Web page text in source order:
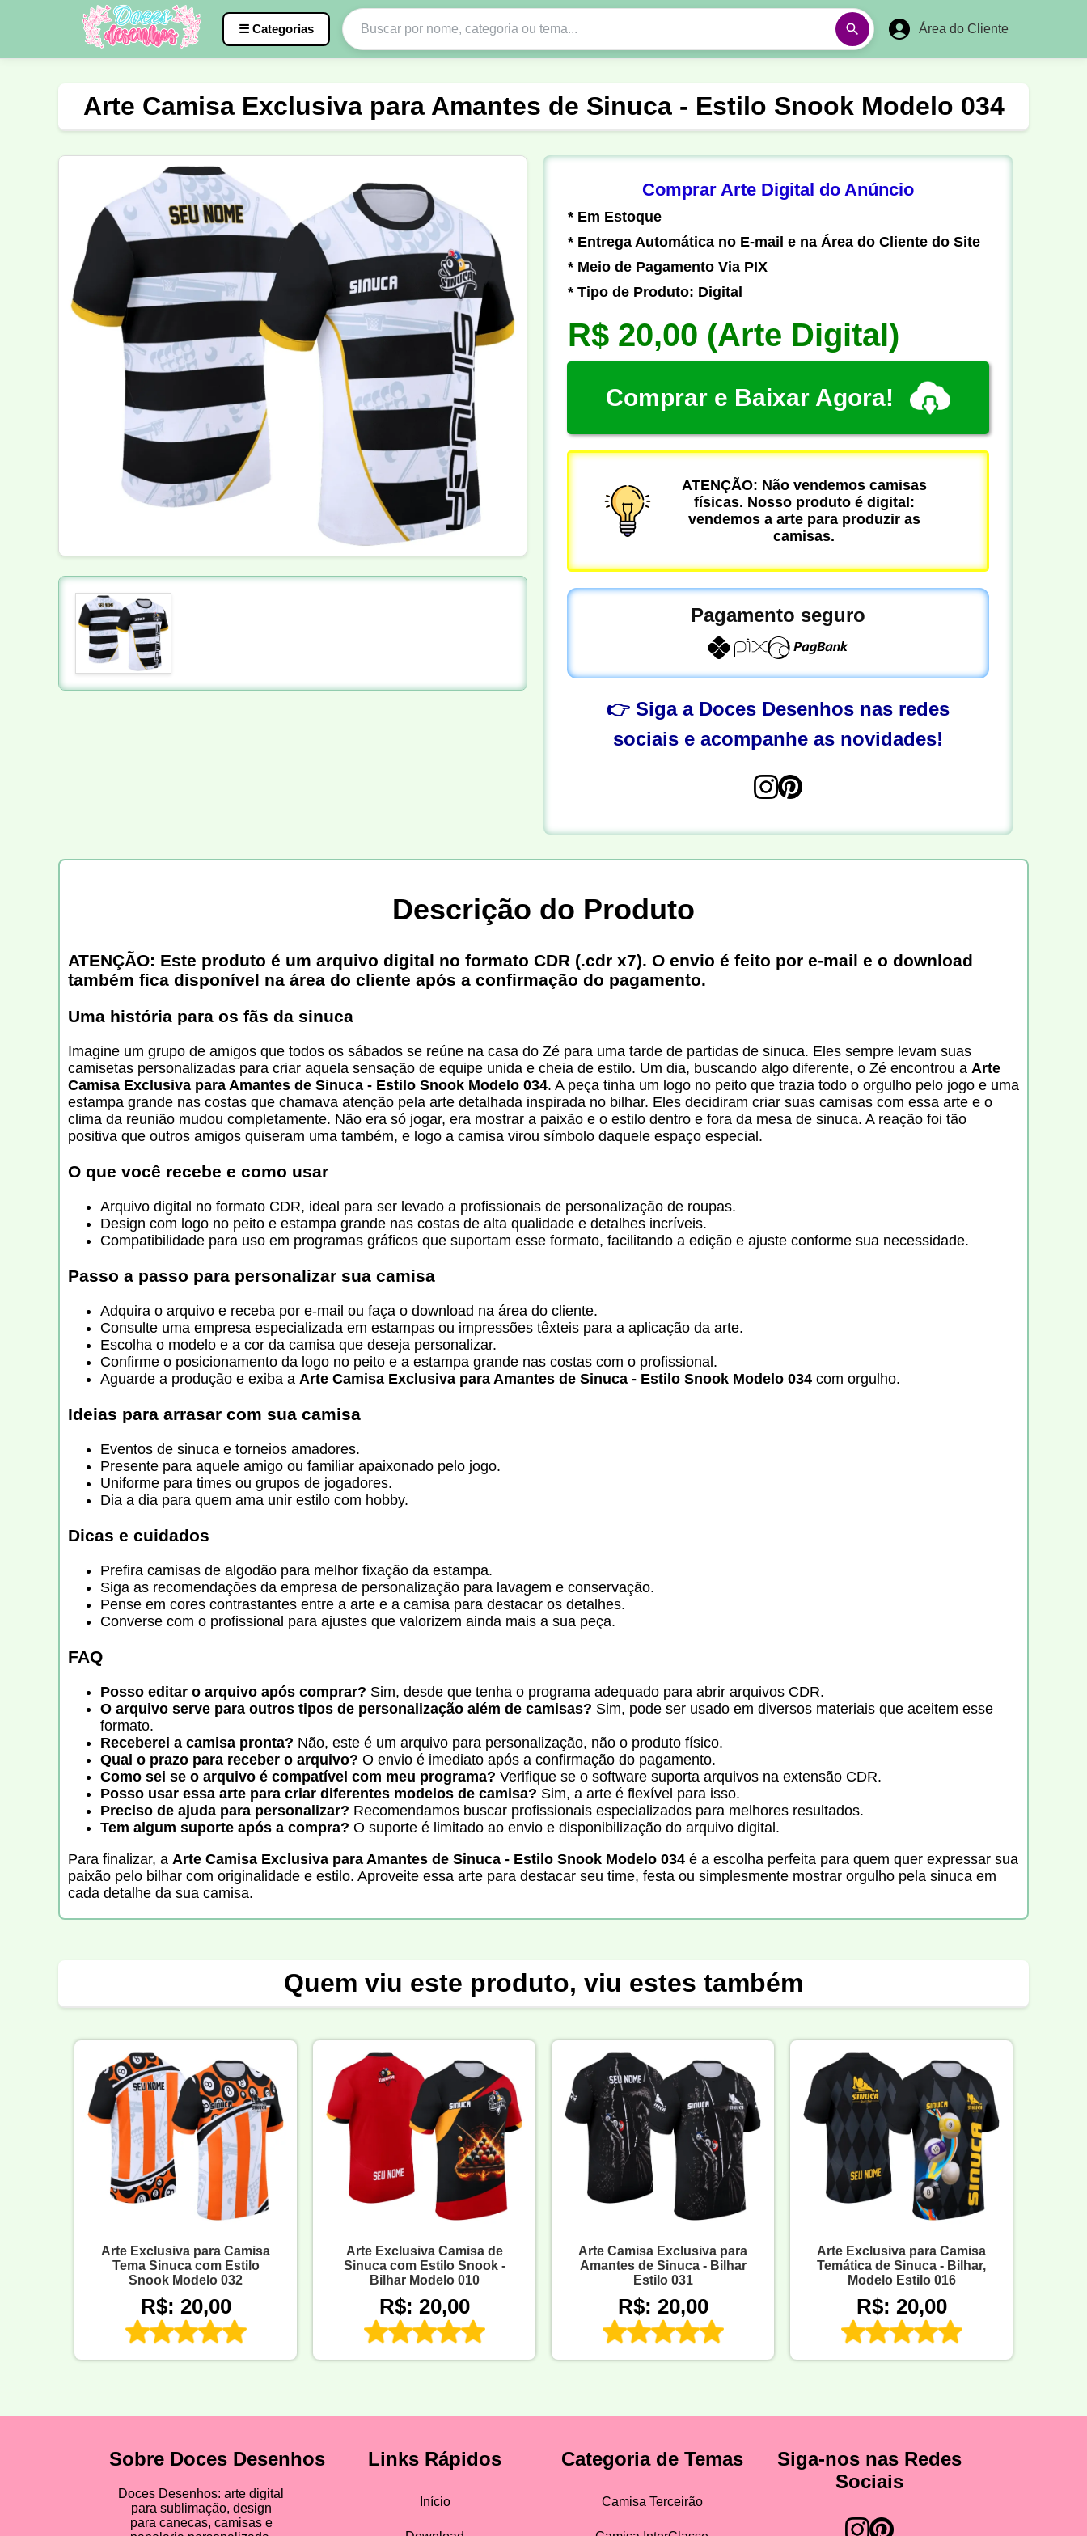
☰ Categorias Área do Cliente
Natal Natalina Agro Católica Vôlei Futebol Amador Pesca
Motocross Ciclismo Nail Designer Pedagogia Biologia Geografia História Matemática
Língua Portuguesa
Arte Camisa Exclusiva para Amantes de Sinuca - Estilo Snook Modelo 034
Comprar Arte Digital do Anúncio
* Em Estoque
* Entrega Automática no E-mail e na Área do Cliente do Site
* Meio de Pagamento Via PIX
* Tipo de Produto: Digital
R$ 20,00 (Arte Digital)
Comprar e Baixar Agora!
ATENÇÃO: Não vendemos camisas
físicas. Nosso produto é digital:
vendemos a arte para produzir as
camisas.
Pagamento seguro
👉 Siga a Doces Desenhos nas redes
sociais e acompanhe as novidades!
Descrição do Produto
ATENÇÃO: Este produto é um arquivo digital no formato CDR (.cdr x7). O envio é feito por e-mail e o download
também fica disponível na área do cliente após a confirmação do pagamento.
Uma história para os fãs da sinuca
Imagine um grupo de amigos que todos os sábados se reúne na casa do Zé para uma tarde de partidas de sinuca. Eles sempre levam suas
camisetas personalizadas para criar aquela sensação de equipe unida e cheia de estilo. Um dia, buscando algo diferente, o Zé encontrou a Arte
Camisa Exclusiva para Amantes de Sinuca - Estilo Snook Modelo 034. A peça tinha um logo no peito que trazia todo o orgulho pelo jogo e uma
estampa grande nas costas que chamava atenção pela arte detalhada inspirada no bilhar. Eles decidiram criar suas camisas com essa arte e o
clima da reunião mudou completamente. Não era só jogar, era mostrar a paixão e o estilo dentro e fora da mesa de sinuca. A reação foi tão
positiva que outros amigos quiseram uma também, e logo a camisa virou símbolo daquele espaço especial.
O que você recebe e como usar
Arquivo digital no formato CDR, ideal para ser levado a profissionais de personalização de roupas.
Design com logo no peito e estampa grande nas costas de alta qualidade e detalhes incríveis.
Compatibilidade para uso em programas gráficos que suportam esse formato, facilitando a edição e ajuste conforme sua necessidade.
Passo a passo para personalizar sua camisa
Adquira o arquivo e receba por e-mail ou faça o download na área do cliente.
Consulte uma empresa especializada em estampas ou impressões têxteis para a aplicação da arte.
Escolha o modelo e a cor da camisa que deseja personalizar.
Confirme o posicionamento da logo no peito e a estampa grande nas costas com o profissional.
Aguarde a produção e exiba a Arte Camisa Exclusiva para Amantes de Sinuca - Estilo Snook Modelo 034 com orgulho.
Ideias para arrasar com sua camisa
Eventos de sinuca e torneios amadores.
Presente para aquele amigo ou familiar apaixonado pelo jogo.
Uniforme para times ou grupos de jogadores.
Dia a dia para quem ama unir estilo com hobby.
Dicas e cuidados
Prefira camisas de algodão para melhor fixação da estampa.
Siga as recomendações da empresa de personalização para lavagem e conservação.
Pense em cores contrastantes entre a arte e a camisa para destacar os detalhes.
Converse com o profissional para ajustes que valorizem ainda mais a sua peça.
FAQ
Posso editar o arquivo após comprar? Sim, desde que tenha o programa adequado para abrir arquivos CDR.
O arquivo serve para outros tipos de personalização além de camisas? Sim, pode ser usado em diversos materiais que aceitem esse
formato.
Receberei a camisa pronta? Não, este é um arquivo para personalização, não o produto físico.
Qual o prazo para receber o arquivo? O envio é imediato após a confirmação do pagamento.
Como sei se o arquivo é compatível com meu programa? Verifique se o software suporta arquivos na extensão CDR.
Posso usar essa arte para criar diferentes modelos de camisa? Sim, a arte é flexível para isso.
Preciso de ajuda para personalizar? Recomendamos buscar profissionais especializados para melhores resultados.
Tem algum suporte após a compra? O suporte é limitado ao envio e disponibilização do arquivo digital.
Para finalizar, a Arte Camisa Exclusiva para Amantes de Sinuca - Estilo Snook Modelo 034 é a escolha perfeita para quem quer expressar sua
paixão pelo bilhar com originalidade e estilo. Aproveite essa arte para destacar seu time, festa ou simplesmente mostrar orgulho pela sinuca em
cada detalhe da sua camisa.
Quem viu este produto, viu estes também
Arte Exclusiva para Camisa
Tema Sinuca com Estilo
Snook Modelo 032
R$: 20,00
Arte Exclusiva Camisa de
Sinuca com Estilo Snook -
Bilhar Modelo 010
R$: 20,00
Arte Camisa Exclusiva para
Amantes de Sinuca - Bilhar
Estilo 031
R$: 20,00
Arte Exclusiva para Camisa
Temática de Sinuca - Bilhar,
Modelo Estilo 016
R$: 20,00
Sobre Doces Desenhos
Doces Desenhos: arte digital
para sublimação, design
para canecas, camisas e
Links Rápidos
Início
Categoria de Temas
Camisa Terceirão
Siga-nos nas Redes
Sociais